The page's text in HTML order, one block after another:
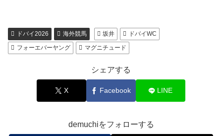
ドバイ2026 海外競馬 坂井
ドバイWC
フォーエバーヤング
マグニチュード
シェアする
X Facebook LINE
demuchiをフォローする